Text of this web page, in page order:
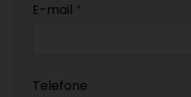
E-mail *
Telefone